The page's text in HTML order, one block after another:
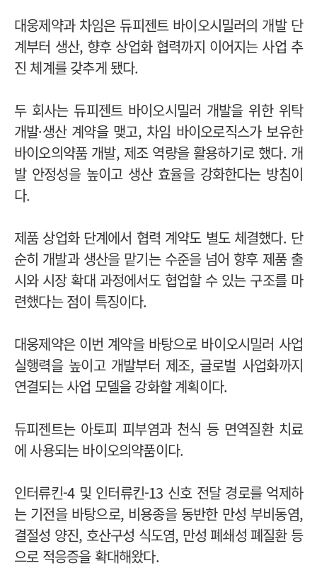
대웅제약과 차임은 듀피젠트 바이오시밀러의 개발 단
계부터 생산, 향후 상업화 협력까지 이어지는 사업 추
진 체계를 갖추게 됐다.
두 회사는 듀피젠트 바이오시밀러 개발을 위한 위탁
개발·생산 계약을 맺고, 차임 바이오로직스가 보유한
바이오의약품 개발, 제조 역량을 활용하기로 했다. 개
발 안정성을 높이고 생산 효율을 강화한다는 방침이
다.
제품 상업화 단계에서 협력 계약도 별도 체결했다. 단
순히 개발과 생산을 맡기는 수준을 넘어 향후 제품 출
시와 시장 확대 과정에서도 협업할 수 있는 구조를 마
련했다는 점이 특징이다.
대웅제약은 이번 계약을 바탕으로 바이오시밀러 사업
실행력을 높이고 개발부터 제조, 글로벌 사업화까지
연결되는 사업 모델을 강화할 계획이다.
듀피젠트는 아토피 피부염과 천식 등 면역질환 치료
에 사용되는 바이오의약품이다.
인터류킨-4 및 인터류킨-13 신호 전달 경로를 억제하
는 기전을 바탕으로, 비용종을 동반한 만성 부비동염,
결절성 양진, 호산구성 식도염, 만성 폐쇄성 폐질환 등
으로 적응증을 확대해왔다.